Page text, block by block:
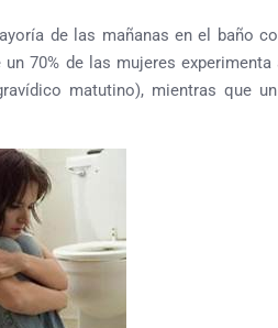
de las mañanas en el baño
70% de las mujeres
matutino), mientras que